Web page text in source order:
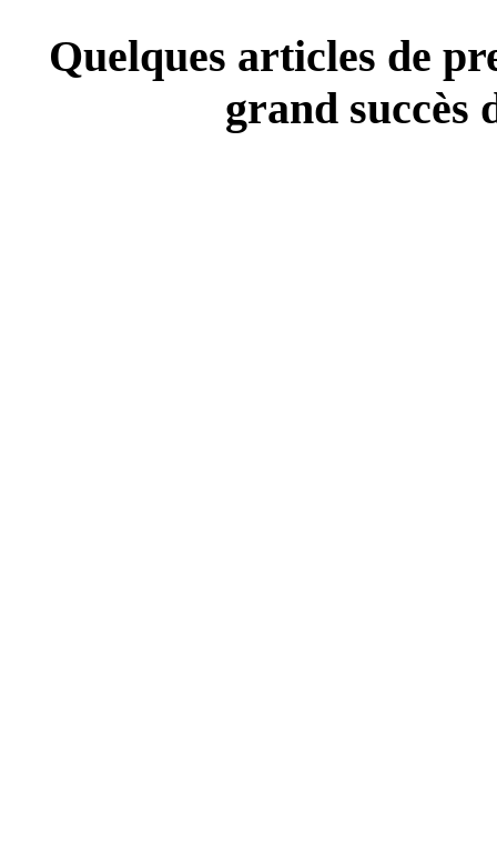
Quelques articles de
grand succès